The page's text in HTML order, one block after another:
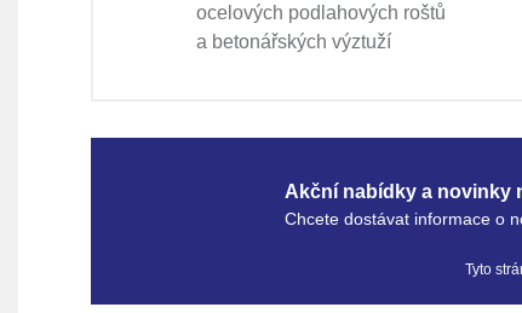
ocelových podlahových roštů
a betonářských výztuží
Akční nabídky a novinky
Chcete dostávat informace o
Tyto